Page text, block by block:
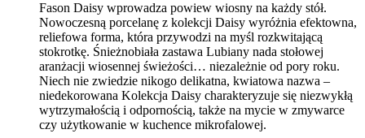
Fason Daisy wprowadza powiew wiosny na każdy stół.
Nowoczesną porcelanę z kolekcji Daisy wyróżnia efektowna,
reliefowa forma, która przywodzi na myśl rozkwitającą
stokrotkę. Śnieżnobiała zastawa Lubiany nada stołowej
aranżacji wiosennej świeżości… niezależnie od pory roku.
Niech nie zwiedzie nikogo delikatna, kwiatowa nazwa –
niedekorowana Kolekcja Daisy charakteryzuje się niezwykłą
wytrzymałością i odpornością, także na mycie w zmywarce
czy użytkowanie w kuchence mikrofalowej.